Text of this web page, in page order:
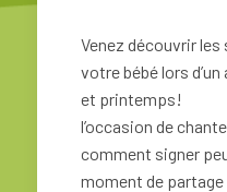
Venez découvrir
votre bébé lors
et printemps!
l’occasion de
comment signer
moment de